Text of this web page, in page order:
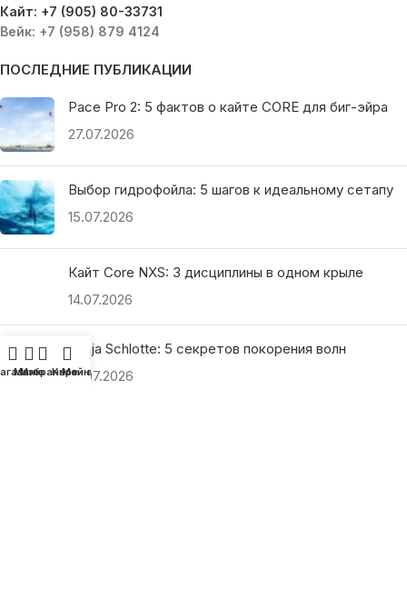
Кайт: +7 (905) 80-33731
Вейк: +7 (958) 879 4124
ПОСЛЕДНИЕ ПУБЛИКАЦИИ
Pace Pro 2: 5 фактов о кайте CORE для биг-эйра
27.07.2026
Выбор гидрофойла: 5 шагов к идеальному сетапу
15.07.2026
Кайт Core NXS: 3 дисциплины в одном крыле
14.07.2026
Ranja Schlotte: 5 секретов покорения волн
13.07.2026
Меню
Избранное
Корзина
Мой аккаунт